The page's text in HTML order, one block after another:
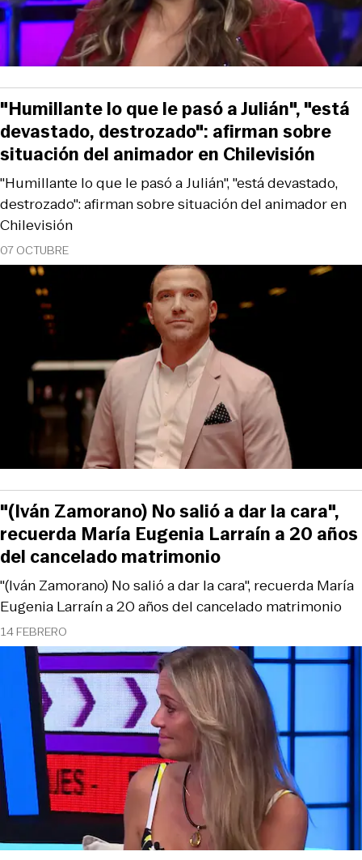
07 OCTUBRE
"Humillante lo que le pasó a Julián", "está devastado,
destrozado": afirman sobre situación del animador en
Chilevisión
"Humillante lo que le pasó a Julián", "está
devastado, destrozado": afirman sobre
situación del animador en Chilevisión
14 FEBRERO
"(Iván Zamorano) No salió a dar la cara", recuerda María
Eugenia Larraín a 20 años del cancelado matrimonio
"(Iván Zamorano) No salió a dar la cara",
recuerda María Eugenia Larraín a 20 años
del cancelado matrimonio